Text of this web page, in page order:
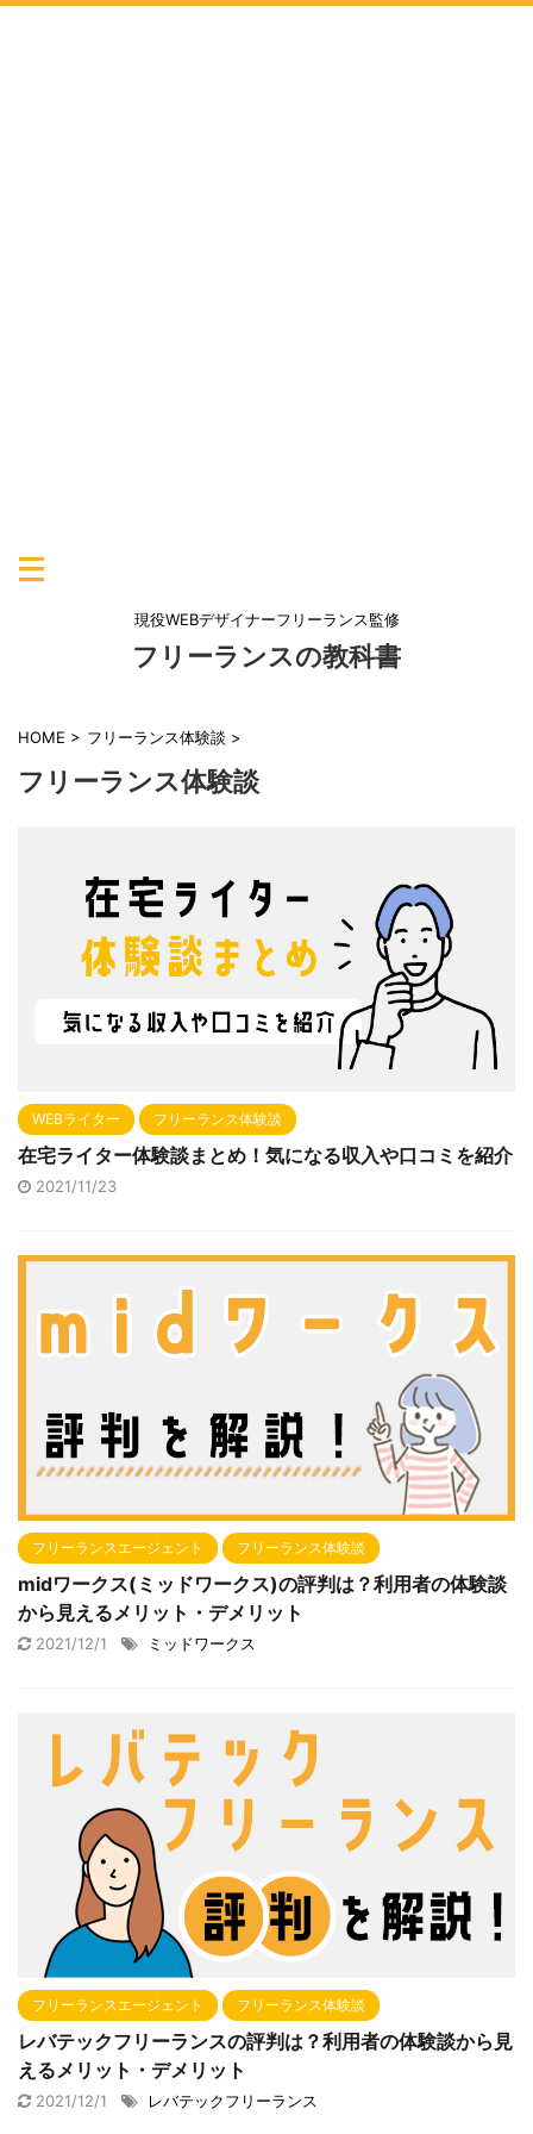
現役WEBデザイナーフリーランス監修
フリーランスの教科書
HOME > フリーランス体験談 >
フリーランス体験談
WEBライター フリーランス体験談
在宅ライター体験談まとめ！気になる収入や口コミを紹介
2021/11/23
フリーランスエージェント フリーランス体験談
midワークス(ミッドワークス)の評判は？利用者の体験談
から見えるメリット・デメリット
2021/12/1 ミッドワークス
フリーランスエージェント フリーランス体験談
レバテックフリーランスの評判は？利用者の体験談から見
えるメリット・デメリット
2021/12/1 レバテックフリーランス